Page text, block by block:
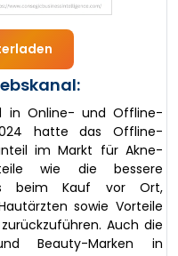
in Online- und Offline-
hatte das Offline-
im Markt für Akne-
wie die bessere
beim Kauf vor Ort,
sowie Vorteile
Auch die
Beauty-Marken in